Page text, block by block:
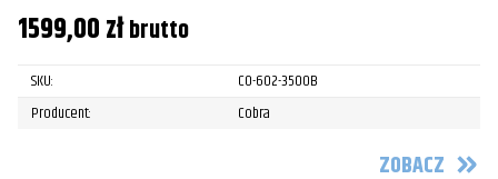
1599,00złbrutto
SKU:
CO-602-3500B
Producent:
Cobra
ZOBACZ